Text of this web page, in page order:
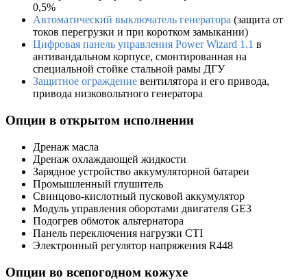
0,5%
Автоматический выключатель генератора (защита от
токов перегрузки и при коротком замыкании)
Цифровая панель управления Power Wizard 1.1 в
антивандальном корпусе, смонтированная на
специальной стойке стальной рамы ДГУ
Защитное ограждение вентилятора и его привода,
привода низковольтного генератора
Опции в открытом исполнении
Дренаж масла
Дренаж охлаждающей жидкости
Зарядное устройство аккумуляторной батареи
Промышленный глушитель
Свинцово-кислотный пусковой аккумулятор
Модуль управления оборотами двигателя GE3
Подогрев обмоток альтернатора
Панель переключения нагрузки CTI
Электронный регулятор напряжения R448
Опции во всепогодном кожухе